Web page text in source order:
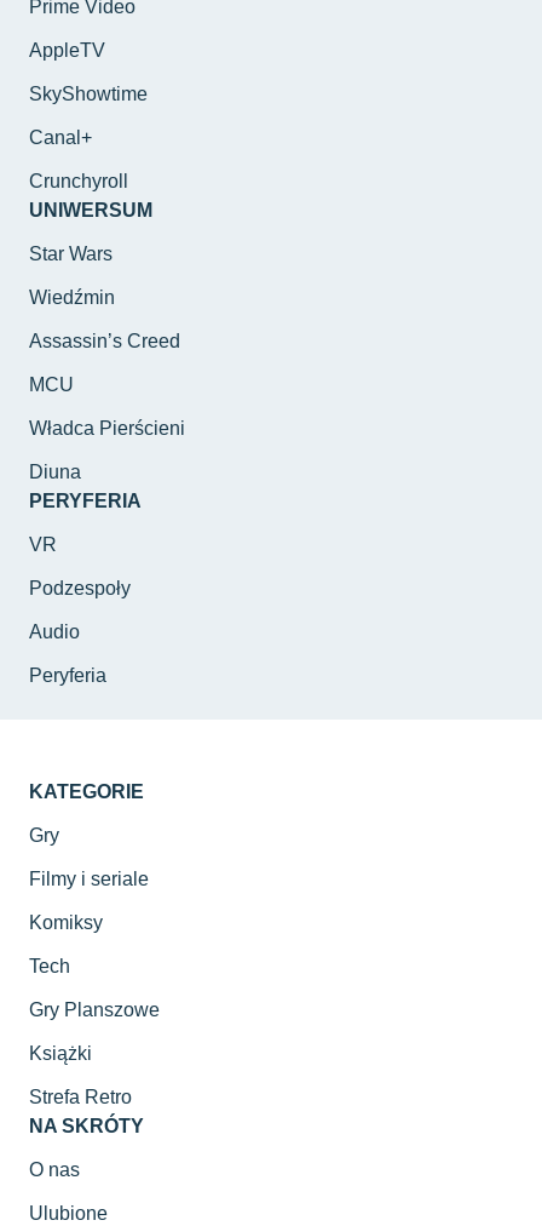
Prime Video
AppleTV
SkyShowtime
Canal+
Crunchyroll
UNIWERSUM
Star Wars
Wiedźmin
Assassin’s Creed
MCU
Władca Pierścieni
Diuna
PERYFERIA
VR
Podzespoły
Audio
Peryferia
KATEGORIE
Gry
Filmy i seriale
Komiksy
Tech
Gry Planszowe
Książki
Strefa Retro
NA SKRÓTY
O nas
Ulubione